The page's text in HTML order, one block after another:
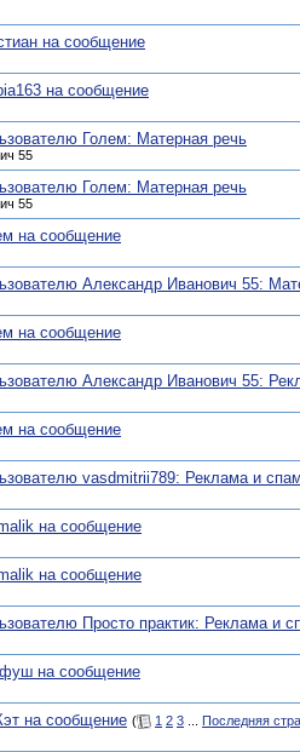
на сообщение
на сообщение
Голем: Матерная речь
55
Голем: Матерная речь
55
на сообщение
Александр Иванович 55:
на сообщение
Александр Иванович 55:
на сообщение
vasdmitrii789: Реклама и
на сообщение
на сообщение
Просто практик: Реклама и
на сообщение
на сообщение ( 1 2 3
Последняя